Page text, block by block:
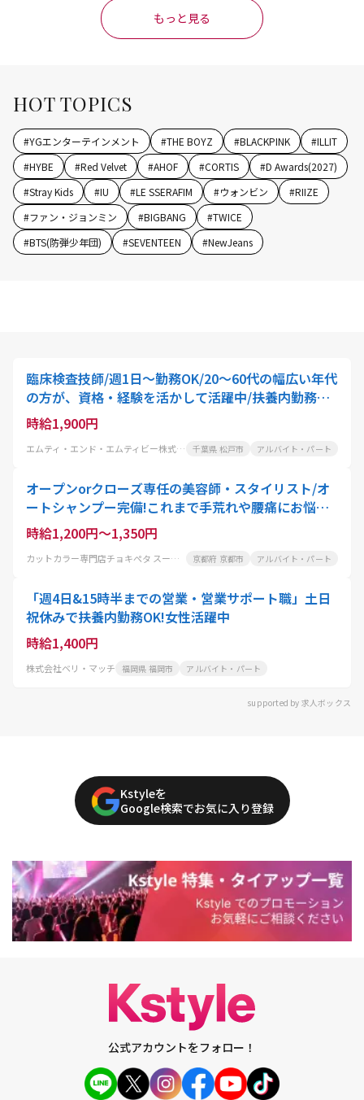
もっと見る
HOT TOPICS
#YGエンターテインメント #THE BOYZ #BLACKPINK #ILLIT
#HYBE #Red Velvet #AHOF #CORTIS #D Awards(2027)
#Stray Kids #IU #LE SSERAFIM #ウォンビン #RIIZE
#ファン・ジョンミン #BIGBANG #TWICE
#BTS(防弾少年団) #SEVENTEEN #NewJeans
臨床検査技師/週1日～勤務OK/20～60代の幅広い年代
の方が、資格・経験を活かして活躍中/扶養内勤務可!
家事や育児と両立したい方におすすめ
時給1,900円
エムティ・エンド・エムティビー株式会社 千葉県 松戸市 アルバイト・パート
オープンorクローズ専任の美容師・スタイリスト/オ
ートシャンプー完備!これまで手荒れや腰痛にお悩み
の美容師さんにも大好評
時給1,200円～1,350円
カットカラー専門店チョキぺタ スーパーマツモト五条店 京都府 京都市 アルバイト・パート
「週4日&15時半までの営業・営業サポート職」土日
祝休みで扶養内勤務OK!女性活躍中
時給1,400円
株式会社ベリ・マッチ 福岡県 福岡市 アルバイト・パート
supported by 求人ボックス
Kstyleを
Google検索でお気に入り登録
公式アカウントをフォロー！